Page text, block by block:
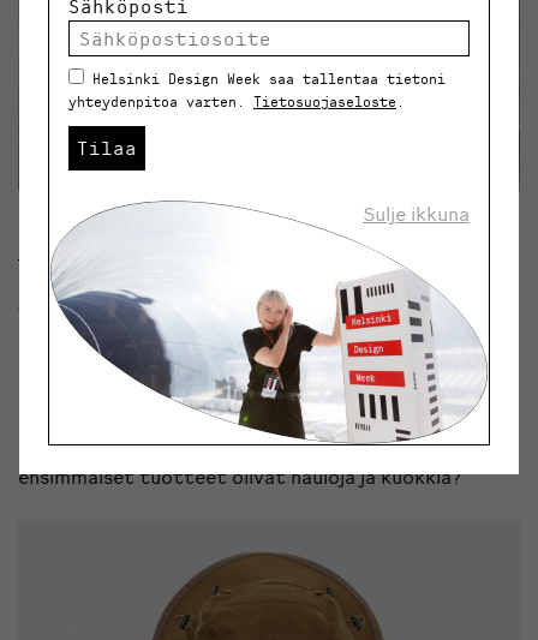
Kuva: Sebastian Johansson
Jaksossa muotiin ja muotoiluun erikoistunut
toimittaja Jani Niipola
kertoo yhteistyömallistojen
kaupallisesta merkityksestä. Mitä ulkopuolinen
suunnittelija tai tekijä voi brändiin tuoda? Mitä
moderneja vaatesuunnittelun ja -valmistuksen keinoja
voidaan käyttää kun kehitetään brändiä, jonka
ensimmäiset tuotteet olivat nauloja ja kuokkia?
Sähköposti
Helsinki Design Week saa tallentaa tietoni
yhteydenpitoa varten. Tietosuojaseloste
Tilaa
Sulje ikkuna